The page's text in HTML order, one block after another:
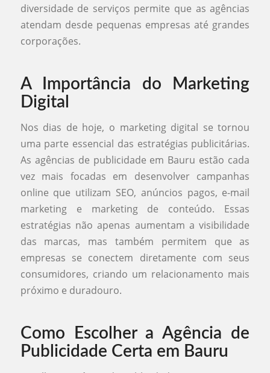
diversidade de serviços permite que as agências
atendam desde pequenas empresas até grandes
corporações.
A Importância do Marketing
Digital
Nos dias de hoje, o marketing digital se tornou
uma parte essencial das estratégias publicitárias.
As agências de publicidade em Bauru estão cada
vez mais focadas em desenvolver campanhas
online que utilizam SEO, anúncios pagos, e-mail
marketing e marketing de conteúdo. Essas
estratégias não apenas aumentam a visibilidade
das marcas, mas também permitem que as
empresas se conectem diretamente com seus
consumidores, criando um relacionamento mais
próximo e duradouro.
Como Escolher a Agência de
Publicidade Certa em Bauru